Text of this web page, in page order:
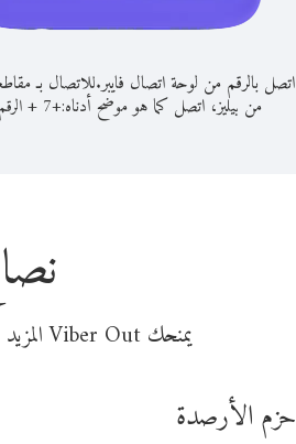
اتصل بالرقم من لوحة اتصال فايبر.للاتصال بـ
من بيليز، اتصل كما هو موضح أدناه:+
7
+
يمنحك Viber Out المزيد من وقت المكالمة مقابل تكلفة أقل من المال. اختر من أحد خيارات الاتصال المرنة ذات السعر المنخفض:
حزم الأرصدة